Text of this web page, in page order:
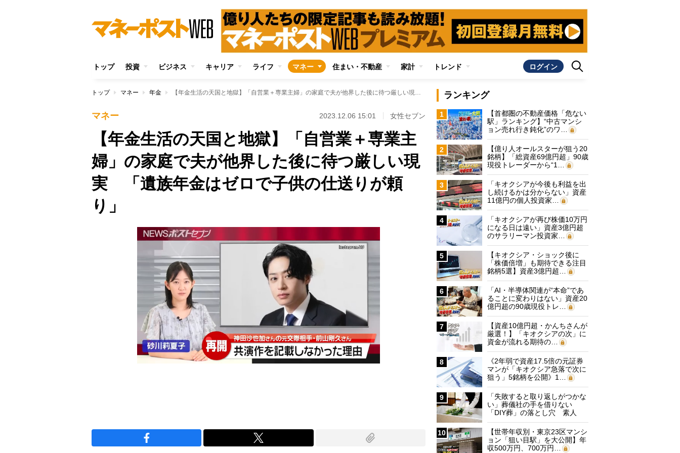
トップ 投資 ビジネス キャリア ライフ マネー 住まい・不動産 家計 トレンド ログイン
トップ マネー 年金 【年金生活の天国と地獄】「自営業＋専業主婦」の家庭で夫が他界した後に待つ厳しい現実 「遺族年金はゼロで子供の仕送りが頼り」
マネー 2023.12.06 15:01 女性セブン
【年金生活の天国と地獄】「自営業＋専業主
婦」の家庭で夫が他界した後に待つ厳しい現
実 「遺族年金はゼロで子供の仕送りが頼
り」
ランキング
1
【首都圏の不動産価格「危ない
駅」ランキング】“中古マンシ
ョン売れ行き鈍化”のワ…
2
【億り人オールスターが狙う20
銘柄】「総資産69億円超」90歳
現役トレーダーから“1…
3
「キオクシアが今後も利益を出
し続けるかは分からない」資産
11億円の個人投資家…
4
「キオクシアが再び株価10万円
になる日は遠い」資産3億円超
のサラリーマン投資家…
5
【キオクシア・ショック後に
「株価倍増」も期待できる注目
銘柄5選】資産3億円超…
6
「AI・半導体関連が“本命”であ
ることに変わりはない」資産20
億円超の90歳現役トレ…
7
【資産10億円超・かんちさんが
厳選！】「キオクシアの次」に
資金が流れる期待の…
8
《2年弱で資産17.5倍の元証券
マンが「キオクシア急落で次に
狙う」5銘柄を公開》1…
9
「失敗すると取り返しがつかな
い」葬儀社の手を借りない
「DIY葬」の落とし穴 素人
に…
10
【世帯年収別・東京23区マンシ
ョン「狙い目駅」を大公開】年
収500万円、700万円…